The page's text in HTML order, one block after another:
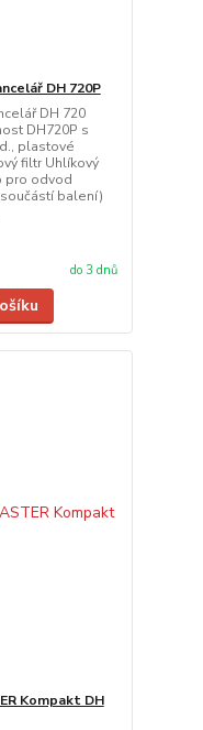
DH 720P
DH 720
DH720P s
plastové
filtr Uhlíkový
pro odvod
balení)
do 3 dnů
Kompakt DH